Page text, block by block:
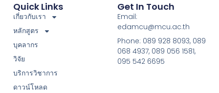
Quick Links
เกี่ยวกับเรา
หลักสูตร
บุคลากร
วิจัย
บริการวิชาการ
ดาวน์โหลด
Get In Touch
Email:
edamcu@mcu.ac.th
Phone: 089 928 8093, 089
068 4937, 089 056 1581,
095 542 6695